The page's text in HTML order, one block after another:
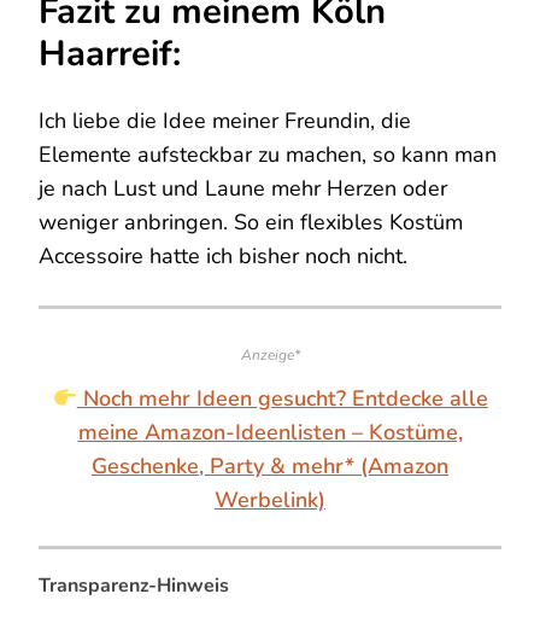
Fazit zu meinem Köln
Haarreif:
Ich liebe die Idee meiner Freundin, die
Elemente aufsteckbar zu machen, so kann man
je nach Lust und Laune mehr Herzen oder
weniger anbringen. So ein flexibles Kostüm
Accessoire hatte ich bisher noch nicht.
Anzeige*
Noch mehr Ideen gesucht? Entdecke alle
meine Amazon-Ideenlisten – Kostüme,
Geschenke, Party & mehr* (Amazon
Werbelink)
Transparenz-Hinweis